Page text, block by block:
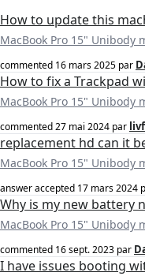
How to update this
MacBook Pro 15" Unibody
commented 16 mars 2025 par
How to fix a Trackpad
MacBook Pro 15" Unibody
commented27 mai 2024 par
replacement hd can it
MacBook Pro 15" Unibody
answer accepted 17 mars 2024
Why is my new battery
MacBook Pro 15" Unibody
commented 16 sept. 2023 par
I have issues booting